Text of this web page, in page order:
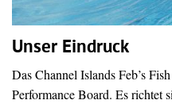
Unser Eindruck
Das Channel Islands Feb’s
Performance Board. Es richtet